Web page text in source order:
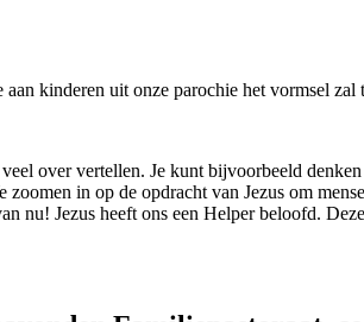
kinderen uit onze parochie het vormsel
over vertellen. Je kunt bijvoorbeeld
in op de opdracht van Jezus om
nu! Jezus heeft ons een Helper beloofd.